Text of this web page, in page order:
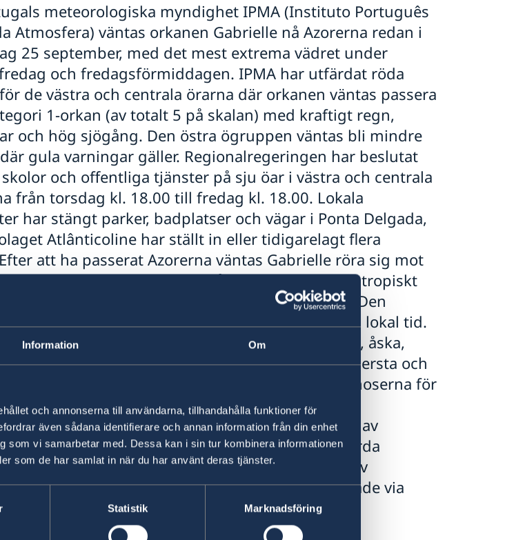
Information Om
och annonserna till användarna, tillhandahålla funktioner för
även sådana identifierare och annan information från din enhet
som vi samarbetar med. Dessa kan i sin tur kombinera informationen
som de har samlat in när du har använt deras tjänster.
Statistik Marknadsföring
meteorologiska myndighet IPMA (Instituto Português
Atmosfera) väntas orkanen Gabrielle nå Azorerna redan i
25 september, med det mest extrema vädret under
och fredagsförmiddagen. IPMA har utfärdat röda
de västra och centrala örarna där orkanen väntas passera
1-orkan (av totalt 5 på skalan) med kraftigt regn,
och hög sjögång. Den östra ögruppen väntas bli mindre
gula varningar gäller. Regionalregeringen har beslutat
och offentliga tjänster på sju öar i västra och centrala
från torsdag kl. 18.00 till fredag kl. 18.00. Lokala
har stängt parker, badplatser och vägar i Ponta Delgada,
Atlânticoline har ställt in eller tidigarelagt flera
att ha passerat Azorerna väntas Gabrielle röra sig mot
som ett posttropiskt lågtryck (ett tidigare tropiskt
försvagats men fortfarande kan ge hårt väder). Den
västkusten omkring fredag 26 september kl. 13 lokal tid.
(27–28 september) kan perioder av nederbörd, åska,
och hög sjögång förekomma, särskilt i mellersta och
IPMA påpekar att det finns osäkerhet i prognoserna för
depressionens bana, vilket kan innebära
i tidpunkt, intensitet, och geografisk spridning av
vind och havs väder. Svenska medborgare i berörda
att följa utvecklingen noggrant, ta del av
från lokala myndigheter och hålla sig uppdaterade via
kanaler.